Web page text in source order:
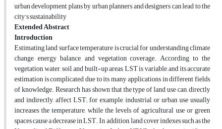
urban development plans by urban planners and designers can lead to the
city's sustainability
Extended Abstract
Introduction
Estimating land surface temperature is crucial for understanding climate
change, energy balance, and vegetation coverage. According to the
vegetation, water, soil, and built-up areas, LST is variable, and its accurate
estimation is complicated due to its many applications in different fields
of knowledge. Research has shown that the type of land use can, directly
and indirectly, affect LST; for example, industrial or urban use usually
increases the temperature, while the levels of agricultural use or green
spaces cause a decrease in LST. In addition, land cover indexes such as the